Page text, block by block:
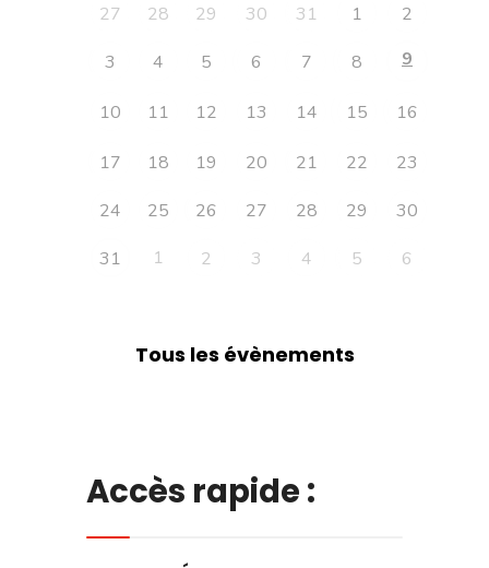
27 28 29 30 31 1
2
3
4 5 6 7 8 9
10 11 12 13 14 15 16
17 18 19 20 21 22
23
24
25 26 27 28 29
30
31
1 2 3 4 5 6
Tous les évènements
Accès rapide :